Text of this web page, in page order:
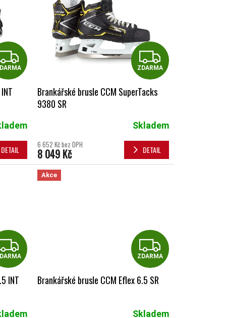
ZDARMA
DETAIL
ZDARMA
Brankářské brusle CCM SuperTacks
9380 SR
Skladem
6 652 Kč bez DPH
8 049 Kč DETAIL
ZDARMA
INT
Akce
ZDARMA
Brankářské brusle CCM Eflex 6.5 SR
Skladem